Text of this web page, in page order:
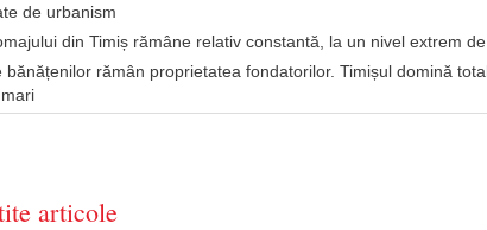
de urbanism
din Timiș rămâne relativ constantă, la un nivel extrem
bănățenilor rămân proprietatea fondatorilor. Timișul domină
articole